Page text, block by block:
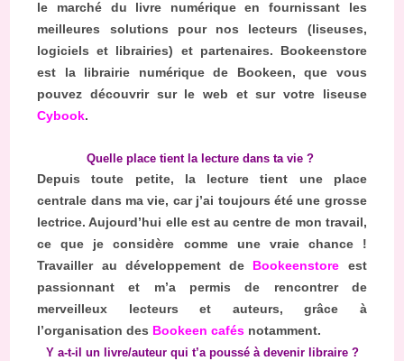
le marché du livre numérique en fournissant les
meilleures solutions pour nos lecteurs (liseuses,
logiciels et librairies) et partenaires. Bookeenstore
est la librairie numérique de Bookeen, que vous
pouvez découvrir sur le web et sur votre liseuse
Cybook.
Quelle place tient la lecture dans ta vie ?
Depuis toute petite, la lecture tient une place
centrale dans ma vie, car j’ai toujours été une grosse
lectrice. Aujourd’hui elle est au centre de mon travail,
ce que je considère comme une vraie chance !
Travailler au développement de
Bookeenstore est
passionnant et m’a permis de rencontrer de
merveilleux lecteurs et auteurs, grâce à
l’organisation des Bookeen cafés notamment.
Y a-t-il un livre/auteur qui t’a poussé à devenir libraire ?